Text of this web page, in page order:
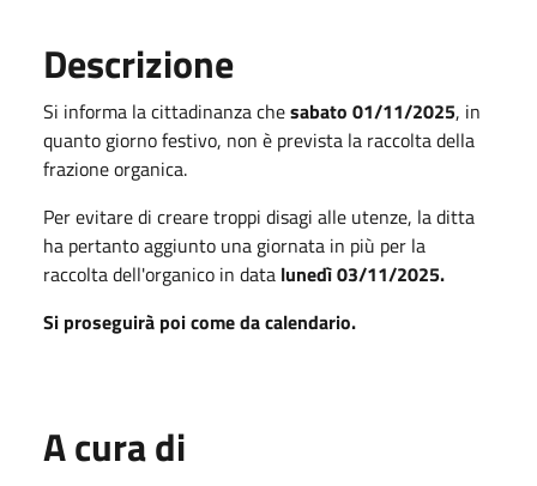
Descrizione
Si informa la cittadinanza chesabato 01/11/2025, in
quanto giorno festivo, non è prevista la raccolta della
frazione organica.
Per evitare di creare troppi disagi alle utenze, la ditta
ha pertanto aggiunto una giornata in più per la
raccolta dell'organico in data lunedì 03/11/2025.
Si proseguirà poi come da calendario.
A cura di